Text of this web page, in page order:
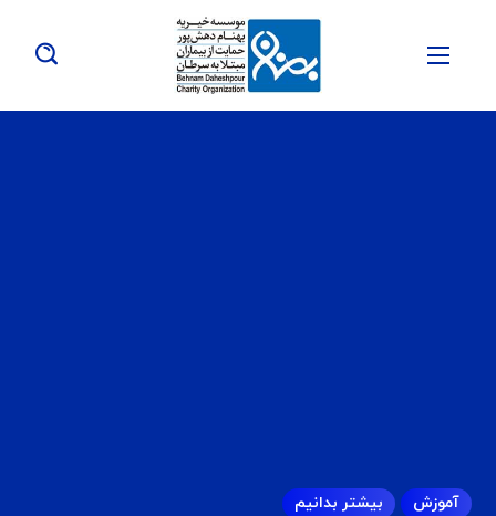
آموزش بیشتر بدانیم